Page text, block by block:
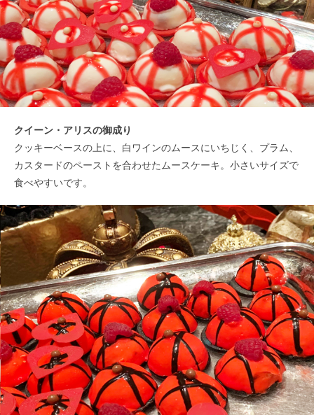
クイーン・アリスの御成り
クッキーベースの上に、白ワインのムースにいちじく、プラム、
カスタードのペーストを合わせたムースケーキ。小さいサイズで
食べやすいです。